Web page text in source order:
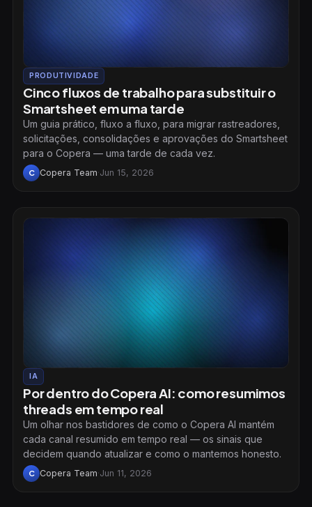
PRODUTIVIDADE
Cinco fluxos de trabalho para substituir o
Smartsheet em uma tarde
Um guia prático, fluxo a fluxo, para migrar rastreadores,
solicitações, consolidações e aprovações do Smartsheet
para o Copera — uma tarde de cada vez.
C Copera Team·Jun 15, 2026
IA
Por dentro do Copera AI: como resumimos
threads em tempo real
Um olhar nos bastidores de como o Copera AI mantém
cada canal resumido em tempo real — os sinais que
decidem quando atualizar e como o mantemos honesto.
C Copera Team·Jun 11, 2026